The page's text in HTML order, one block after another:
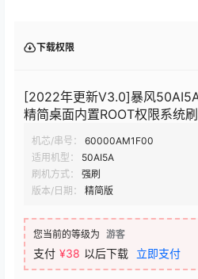
下载权限
[2022年更新V3.0]暴风
精简桌面内置ROOT权限系统
机芯/串号：
60000AM1F00
适用机型：
50AI5A
刷机方式：
强刷
版本/日期：
精简版
您当前的等级为 游客
支付 ¥38 以后下载 立即支付